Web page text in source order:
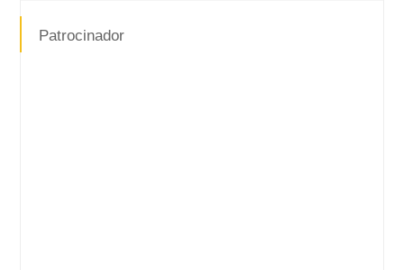
Patrocinador